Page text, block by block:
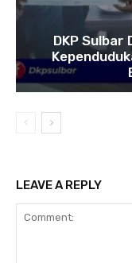
DKP
LEAVE A REPLY